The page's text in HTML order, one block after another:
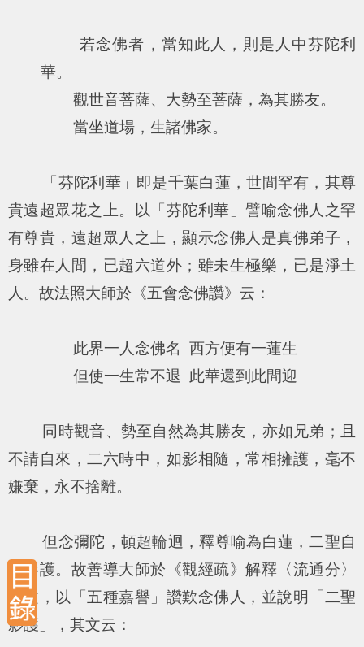
若念佛者，當知此人，則是人中芬陀利
華。
觀世音菩薩、大勢至菩薩，為其勝友。
當坐道場，生諸佛家。
「芬陀利華」即是千葉白蓮，世間罕有，其尊
貴遠超眾花之上。以「芬陀利華」譬喻念佛人之罕
有尊貴，遠超眾人之上，顯示念佛人是真佛弟子，
身雖在人間，已超六道外；雖未生極樂，已是淨土
人。故法照大師於《五會念佛讚》云：
此界一人念佛名 西方便有一蓮生
但使一生常不退 此華還到此間迎
同時觀音、勢至自然為其勝友，亦如兄弟；且
不請自來，二六時中，如影相隨，常相擁護，毫不
嫌棄，永不捨離。
但念彌陀，頓超輪迴，釋尊喻為白蓮，二聖自
然影護。故善導大師於《觀經疏》解釋〈流通分〉
之文，以「五種嘉譽」讚歎念佛人，並說明「二聖
影護」，其文云：